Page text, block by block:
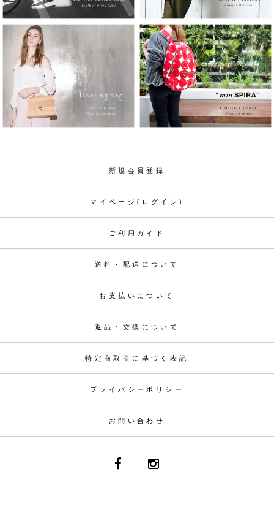
新規会員登録
マイページ(ログイン)
ご利用ガイド
送料・配送について
お支払いについて
返品・交換について
特定商取引に基づく表記
プライバシーポリシー
お問い合わせ